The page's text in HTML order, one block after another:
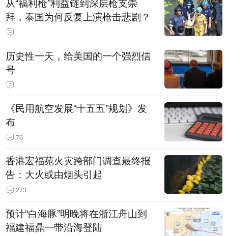
拜，泰国为何反复上演枪击悲剧？
历史性一天，给美国的一个强烈信
号
《民用航空发展“十五五”规划》发
布
76
香港宏福苑火灾跨部门调查最终报
告：大火或由烟头引起
273
预计“白海豚”明晚将在浙江舟山到
福建福鼎一带沿海登陆